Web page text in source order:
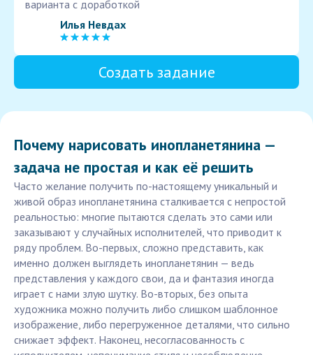
варианта с доработкой
Илья Невдах
Создать задание
Почему нарисовать инопланетянина —
задача не простая и как её решить
Часто желание получить по-настоящему уникальный и
живой образ инопланетянина сталкивается с непростой
реальностью: многие пытаются сделать это сами или
заказывают у случайных исполнителей, что приводит к
ряду проблем. Во-первых, сложно представить, как
именно должен выглядеть инопланетянин — ведь
представления у каждого свои, да и фантазия иногда
играет с нами злую шутку. Во-вторых, без опыта
художника можно получить либо слишком шаблонное
изображение, либо перегруженное деталями, что сильно
снижает эффект. Наконец, несогласованность с